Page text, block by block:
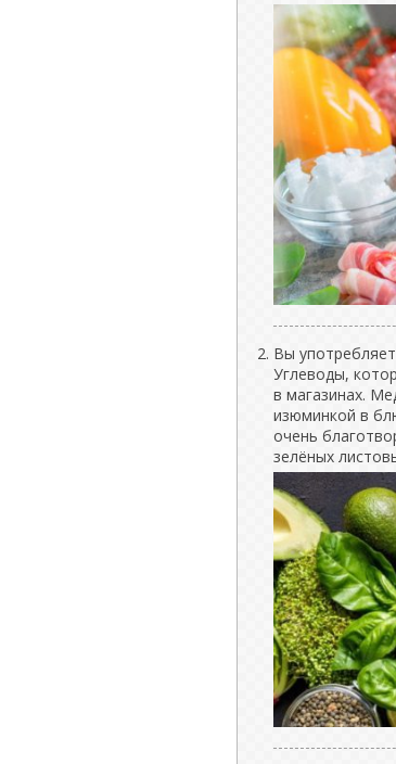
Вы
Углеводы,
в магазинах.
изюминкой в
очень
зелёных